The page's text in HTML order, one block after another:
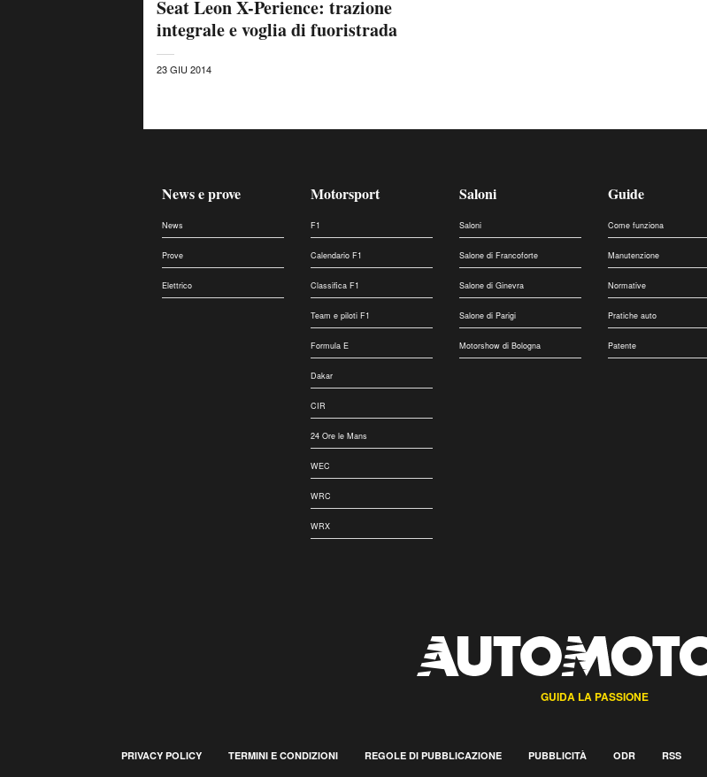
Seat Leon X-Perience: trazione
integrale e voglia di fuoristrada
23 GIU 2014
News e prove
News
Prove
Elettrico
Motorsport
F1
Calendario F1
Classifica F1
Team e piloti F1
Formula E
Dakar
CIR
24 Ore le Mans
WEC
WRC
WRX
Saloni
Saloni
Salone di Francoforte
Salone di Ginevra
Salone di Parigi
Motorshow di Bologna
Guide
Come funziona
Manutenzione
Normative
Pratiche auto
Patente
GUIDA LA PASSIONE
PRIVACY POLICY TERMINI E CONDIZIONI REGOLE DI PUBBLICAZIONE PUBBLICITÀ ODR RSS